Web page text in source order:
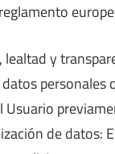
y
personales
de datos: